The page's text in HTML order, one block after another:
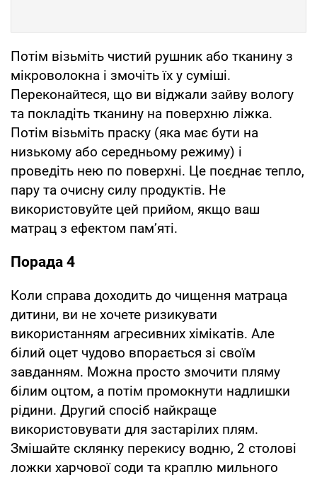
Потім візьміть чистий рушник або тканину з
мікроволокна і змочіть їх у суміші.
Переконайтеся, що ви віджали зайву вологу
та покладіть тканину на поверхню ліжка.
Потім візьміть праску (яка має бути на
низькому або середньому режиму) і
проведіть нею по поверхні. Це поєднає тепло,
пару та очисну силу продуктів. Не
використовуйте цей прийом, якщо ваш
матрац з ефектом пам’яті.
Порада 4
Коли справа доходить до чищення матраца
дитини, ви не хочете ризикувати
використанням агресивних хімікатів. Але
білий оцет чудово впорається зі своїм
завданням. Можна просто змочити пляму
білим оцтом, а потім промокнути надлишки
рідини. Другий спосіб найкраще
використовувати для застарілих плям.
Змішайте склянку перекису водню, 2 столові
ложки харчової соди та краплю мильного